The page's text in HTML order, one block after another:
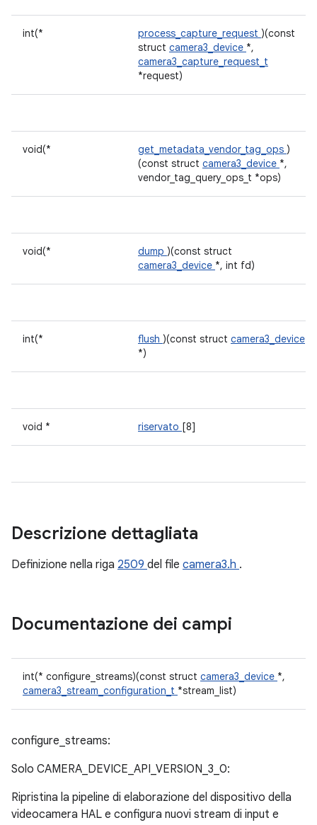
int(* process_capture_request )(const
struct camera3_device *,
camera3_capture_request_t
*request)
void(* get_metadata_vendor_tag_ops )
(const struct camera3_device *,
vendor_tag_query_ops_t *ops)
void(* dump )(const struct
camera3_device *, int fd)
int(* flush )(const struct camera3_device
*)
void * riservato [8]
Descrizione dettagliata
Definizione nella riga 2509 del file camera3.h .
Documentazione dei campi
int(* configure_streams)(const struct camera3_device *,
camera3_stream_configuration_t *stream_list)
configure_streams:
Solo CAMERA_DEVICE_API_VERSION_3_0:
Ripristina la pipeline di elaborazione del dispositivo della
videocamera HAL e configura nuovi stream di input e